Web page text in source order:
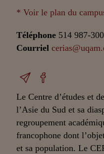
* Voir le plan du
Téléphone 514 987-
Courriel
Le Centre d’études et
l’Asie du Sud et sa
regroupement
francophone dont
et sa population. Le